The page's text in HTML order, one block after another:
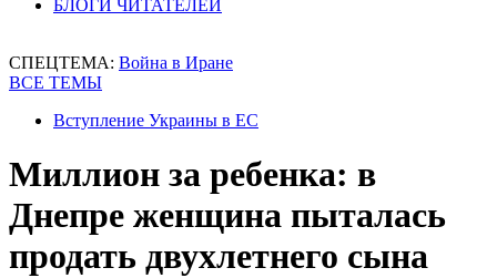
БЛОГИ ЧИТАТЕЛЕЙ
СПЕЦТЕМА: Война в Иране
ВСЕ ТЕМЫ
Вступление Украины в ЕС
Миллион за ребенка: в
Днепре женщина пыталась
продать двухлетнего сына